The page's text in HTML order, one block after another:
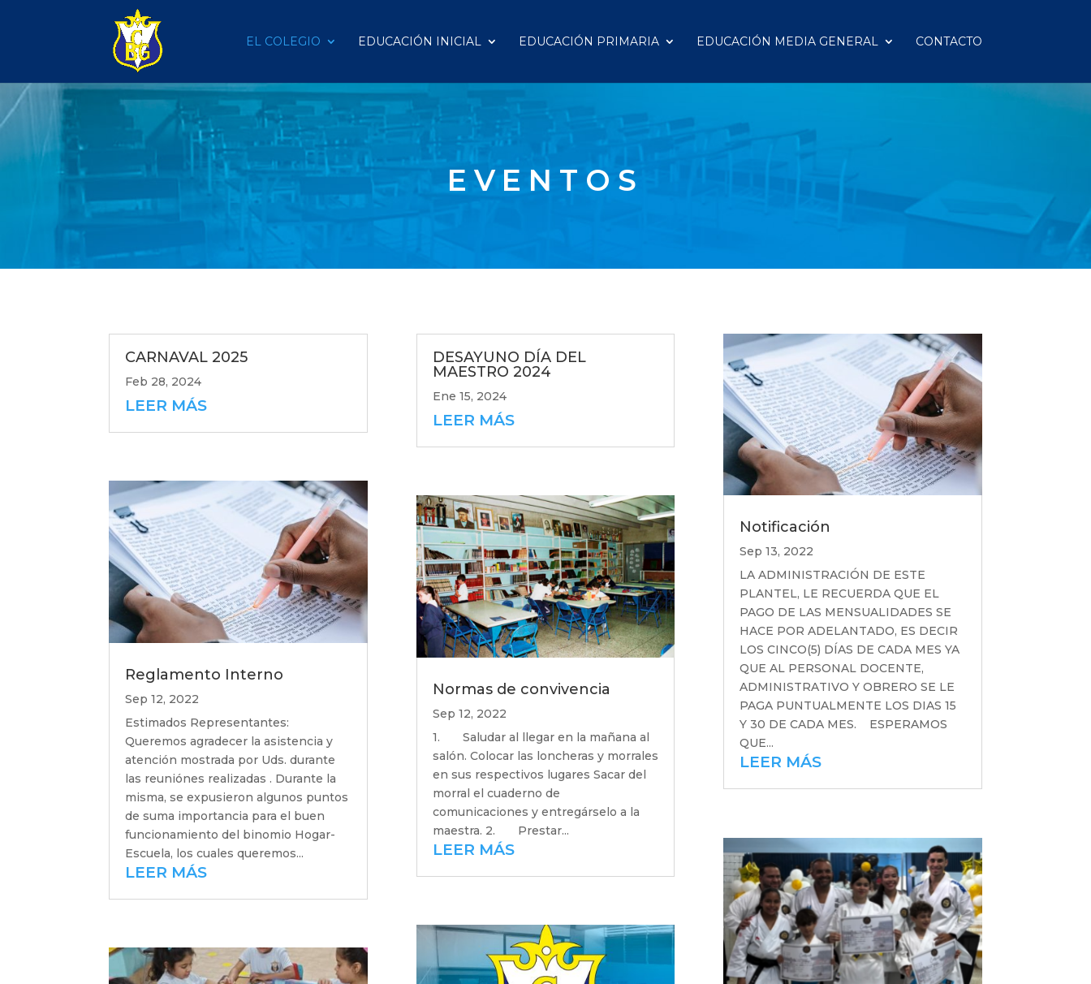
EL COLEGIO EDUCACIÓN INICIAL EDUCACIÓN PRIMARIA EDUCACIÓN MEDIA GENERAL CONTACTO
EVENTOS
CARNAVAL 2025
Feb 28, 2024
LEER MÁS
Reglamento Interno
Sep 12, 2022
Estimados Representantes:
Queremos agradecer la asistencia y
atención mostrada por Uds. durante
las reuniónes realizadas . Durante la
misma, se expusieron algunos puntos
de suma importancia para el buen
funcionamiento del binomio Hogar-
Escuela, los cuales queremos...
LEER MÁS
DESAYUNO DÍA DEL
MAESTRO 2024
Ene 15, 2024
LEER MÁS
Normas de convivencia
Sep 12, 2022
1. Saludar al llegar en la mañana al
salón. Colocar las loncheras y morrales
en sus respectivos lugares Sacar del
morral el cuaderno de
comunicaciones y entregárselo a la
maestra. 2. Prestar...
LEER MÁS
Notificación
Sep 13, 2022
LA ADMINISTRACIÓN DE ESTE
PLANTEL, LE RECUERDA QUE EL
PAGO DE LAS MENSUALIDADES SE
HACE POR ADELANTADO, ES DECIR
LOS CINCO(5) DÍAS DE CADA MES YA
QUE AL PERSONAL DOCENTE,
ADMINISTRATIVO Y OBRERO SE LE
PAGA PUNTUALMENTE LOS DIAS 15
Y 30 DE CADA MES. ESPERAMOS
QUE...
LEER MÁS